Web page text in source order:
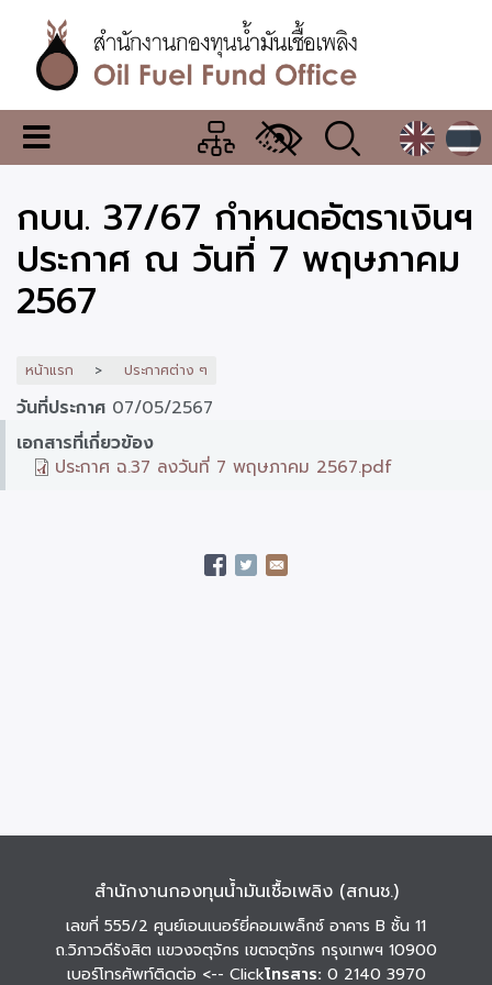
เนื้อหา
หลักสำนักงาน
กองทุน
น้ำมัน
เชื้อ
เพลิง
เมนู
เปลี่ยน
แสดง
ผล
กบน. 37/67 กำหนดอัตราเงินฯ
ประกาศ ณ วันที่ 7 พฤษภาคม
2567
หน้าแรก ประกาศต่าง ๆ
วันที่ประกาศ 07/05/2567
เอกสารที่เกี่ยวข้อง
ประกาศ ฉ.37 ลงวันที่ 7 พฤษภาคม 2567.pdf
สำนักงานกองทุนน้ำมันเชื้อเพลิง (สกนช.)
เลขที่ 555/2 ศูนย์เอนเนอร์ยี่คอมเพล็กซ์ อาคาร B ชั้น 11
ถ.วิภาวดีรังสิต แขวงจตุจักร เขตจตุจักร กรุงเทพฯ 10900
เบอร์โทรศัพท์ติดต่อ <-- Clickโทรสาร: 0 2140 3970